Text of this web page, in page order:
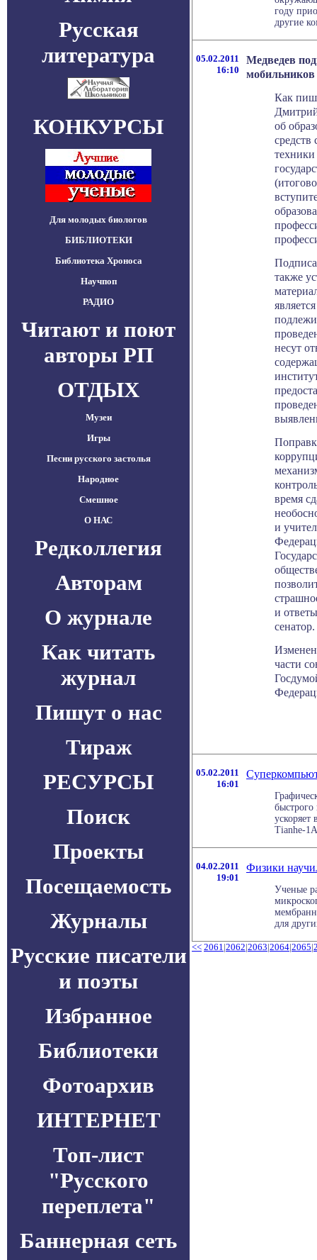
Русская
литература
КОНКУРСЫ
Для молодых биологов
БИБЛИОТЕКИ
Библиотека Хроноса
Научпоп
РАДИО
Читают и поют
авторы РП
ОТДЫХ
Музеи
Игры
Песни русского застолья
Народное
Смешное
О НАС
Редколлегия
Авторам
О журнале
Как читать
журнал
Пишут о нас
Тираж
РЕСУРСЫ
Поиск
Проекты
Посещаемость
Журналы
Русские писатели
и поэты
Избранное
Библиотеки
Фотоархив
ИНТЕРНЕТ
Топ-лист
"Русского
переплета"
Баннерная сеть
году
другие
05.02.2011
16:10
Медведев
мобильников
Как
об
средств
техники
также
несут
время
и
и
сенатор.
части
05.02.2011
16:01
ускоряет
Tianhe-
04.02.2011
19:01
Физики
Ученые
для
<< 2061|2062|2063|2064|2065|